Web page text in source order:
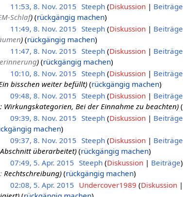
11:53, 8. Nov. 2015 Steeph Diskussion Beiträge
Schlaf
rückgängig machen
11:49, 8. Nov. 2015 Steeph Diskussion Beiträge
rückgängig machen
11:47, 8. Nov. 2015 Steeph Diskussion Beiträge
rückgängig machen
10:10, 8. Nov. 2015 Steeph Diskussion Beiträge
bisschen weiter befüllt
rückgängig machen
09:48, 8. Nov. 2015 Steeph Diskussion Beiträge
Wirkungskategorien, Bei der Einnahme zu beachten
09:39, 8. Nov. 2015 Steeph Diskussion Beiträge
machen
09:37, 8. Nov. 2015 Steeph Diskussion Beiträge
überarbeitet
rückgängig machen
07:49, 5. Apr. 2015 Steeph Diskussion Beiträge
: Rechtschreibung
rückgängig machen
02:08, 5. Apr. 2015 Undercover1989 Diskussion